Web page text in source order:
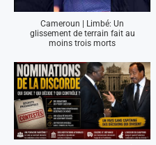
Cameroun | Limbé: Un
glissement de terrain fait au
moins trois morts